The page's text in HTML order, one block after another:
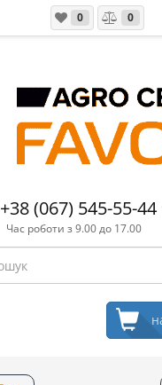
0 0
+38 (067) 545-55-44
Час роботи з 9.00 до 17.00